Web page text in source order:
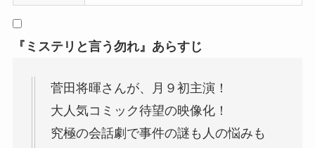
『ミステリと言う勿れ』あらすじ
菅田将暉さんが、月９初主演！
大人気コミック待望の映像化！
究極の会話劇で事件の謎も人の悩みも